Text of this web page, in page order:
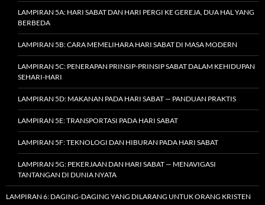
LAMPIRAN 5A: HARI SABAT DAN HARI PERGI KE GEREJA, DUA HAL YANG
BERBEDA
LAMPIRAN 5B: CARA MEMELIHARA HARI SABAT DI MASA MODERN
LAMPIRAN 5C: PENERAPAN PRINSIP-PRINSIP SABAT DALAM KEHIDUPAN
SEHARI-HARI
LAMPIRAN 5D: MAKANAN PADA HARI SABAT — PANDUAN PRAKTIS
LAMPIRAN 5E: TRANSPORTASI PADA HARI SABAT
LAMPIRAN 5F: TEKNOLOGI DAN HIBURAN PADA HARI SABAT
LAMPIRAN 5G: PEKERJAAN DAN HARI SABAT — MENAVIGASI
TANTANGAN DI DUNIA NYATA
LAMPIRAN 6: DAGING-DAGING YANG DILARANG UNTUK ORANG KRISTEN